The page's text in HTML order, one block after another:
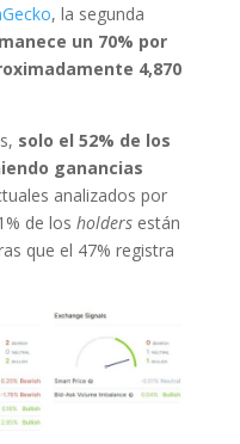
, la segunda
un 70% por
4,870
solo el 52% de los
ganancias
analizados por
de los holdersestán
que el 47% registra